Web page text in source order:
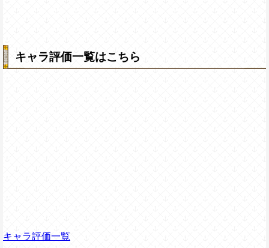
キャラ評価一覧はこちら
キャラ評価一覧